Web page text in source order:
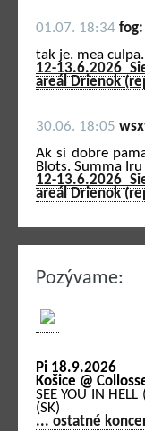
01.07. 18:34 fog:
tak je. mea culpa.
12-13.6.2026
areál Drienok
30.06. 18:05
Ak si dobre
Blots. Summa
12-13.6.2026
areál Drienok
Pozývame:
Pi 18.9.2026
Košice @
SEE YOU IN
(SK)
... ostatné